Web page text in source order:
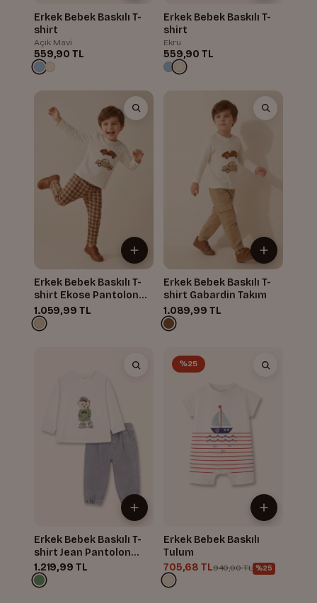
Erkek Bebek Baskılı T-
shirt
Açık Mavi
559,90 TL
Erkek Bebek Baskılı T-
shirt
Ekru
559,90 TL
Erkek Bebek Baskılı T-
shirt Ekose Pantolon
Takım
1.059,99 TL
Erkek Bebek Baskılı T-
shirt Gabardin Takım
1.089,99 TL
Erkek Bebek Baskılı T-
shirt Jean Pantolon
Takım
1.219,99 TL
%25
Erkek Bebek Baskılı
Tulum
705,68 TL940,00 TL %25